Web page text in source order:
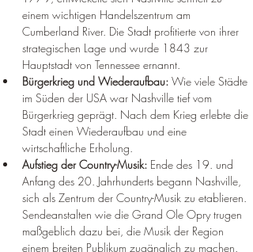
einem wichtigen Handelszentrum am
Cumberland River. Die Stadt profitierte von ihrer
strategischen Lage und wurde 1843 zur
Hauptstadt von Tennessee ernannt.
Bürgerkrieg und Wiederaufbau: Wie viele Städte
im Süden der USA war Nashville tief vom
Bürgerkrieg geprägt. Nach dem Krieg erlebte die
Stadt einen Wiederaufbau und eine
wirtschaftliche Erholung.
Aufstieg der Country-Musik: Ende des 19. und
Anfang des 20. Jahrhunderts begann Nashville,
sich als Zentrum der Country-Musik zu etablieren.
Sendeanstalten wie die Grand Ole Opry trugen
maßgeblich dazu bei, die Musik der Region
einem breiten Publikum zugänglich zu machen.